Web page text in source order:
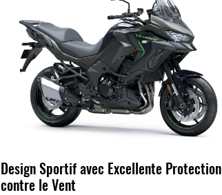
Design Sportif avec Excellente Protection
contre le Vent